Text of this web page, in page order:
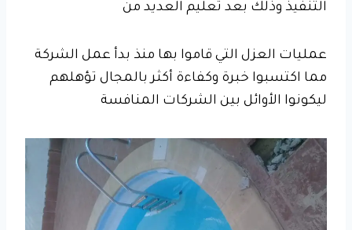
التنفيذ وذلك بعد تعليم العديد من
عمليات العزل التي قاموا بها منذ بدأ عمل الشركة
مما اكتسبوا خبرة وكفاءة أكثر بالمجال تؤهلهم
ليكونوا الأوائل بين الشركات المنافسة